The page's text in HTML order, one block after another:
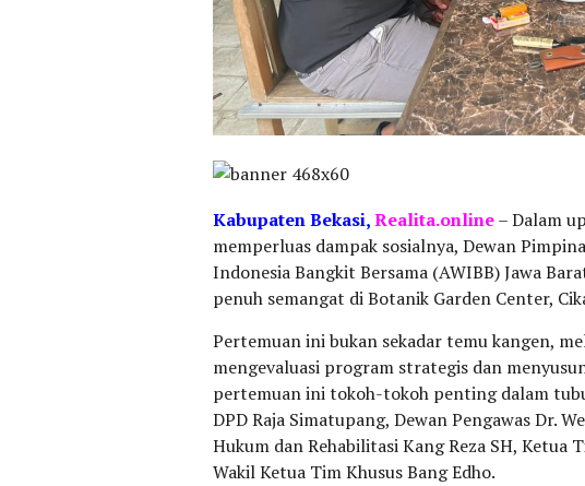
KabupatenBekasi,Realita.online– Dalam
memperluas dampak sosialnya, Dewan
Indonesia Bangkit Bersama (AWIBB) Jawa
penuh semangat di Botanik Garden Center,
Pertemuan ini bukan sekadar temu kangen,
mengevaluasi program strategis dan
pertemuan ini tokoh-tokoh penting dalam
DPD Raja Simatupang, Dewan Pengawas Dr.
Hukum dan Rehabilitasi Kang Reza SH, Ketua
Wakil Ketua Tim Khusus Bang Edho.